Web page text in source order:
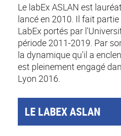
Le labEx ASLAN est
lancé en 2010. Il fait
LabEx portés par
période 2011-2019. Par
la dynamique qu'il a
est pleinement engagé
Lyon 2016.
LE LABEX ASLAN